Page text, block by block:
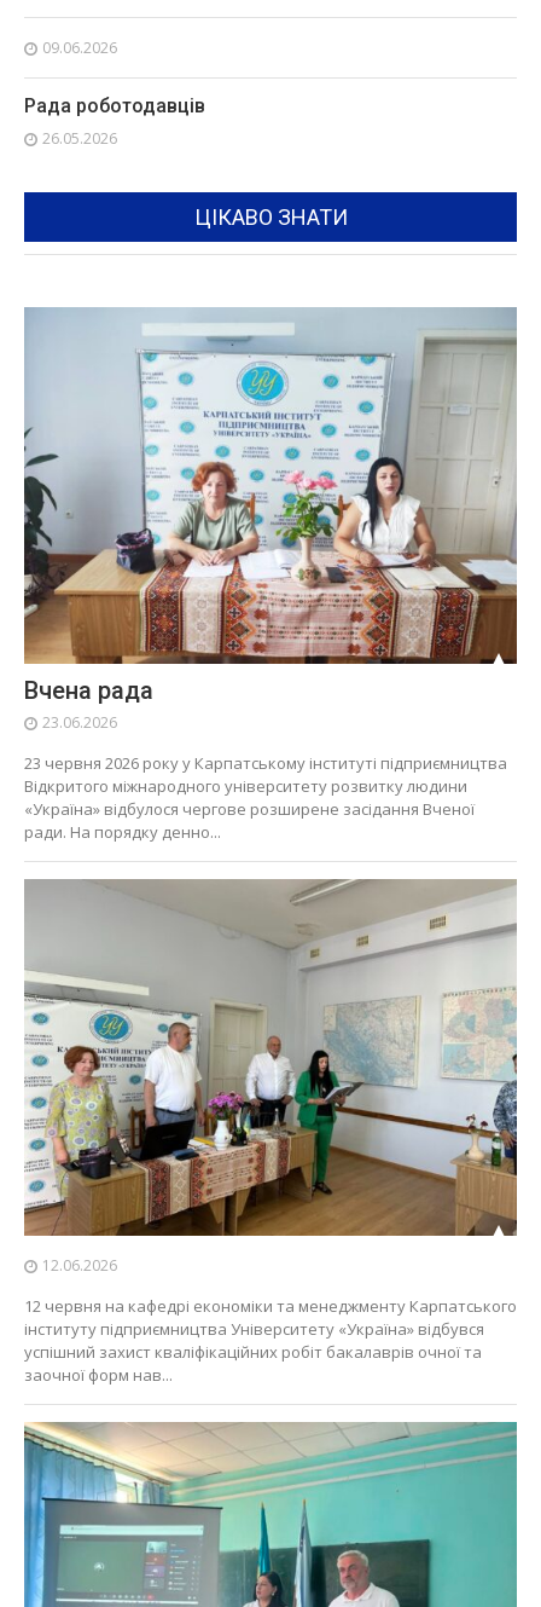
09.06.2026
Рада роботодавців
26.05.2026
ЦІКАВО ЗНАТИ
Вчена рада
23.06.2026
23 червня 2026 року у Карпатському інституті підприємництва
Відкритого міжнародного університету розвитку людини
«Україна» відбулося чергове розширене засідання Вченої
ради. На порядку денно...
12.06.2026
12 червня на кафедрі економіки та менеджменту Карпатського
інституту підприємництва Університету «Україна» відбувся
успішний захист кваліфікаційних робіт бакалаврів очної та
заочної форм нав...